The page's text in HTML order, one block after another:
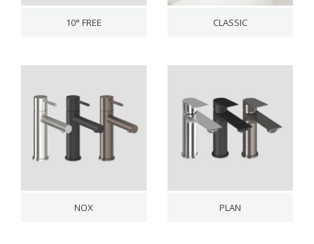
10° FREE CLASSIC
NOX PLAN